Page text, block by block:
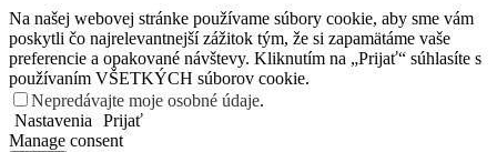
Na našej webovej stránke používame súbory cookie, aby sme vám
poskytli čo najrelevantnejší zážitok tým, že si zapamätáme vaše
preferencie a opakované návštevy. Kliknutím na „Prijať“ súhlasíte s
používaním VŠETKÝCH súborov cookie.
Nepredávajte moje osobné údaje.
Nastavenia
Prijať
Manage consent